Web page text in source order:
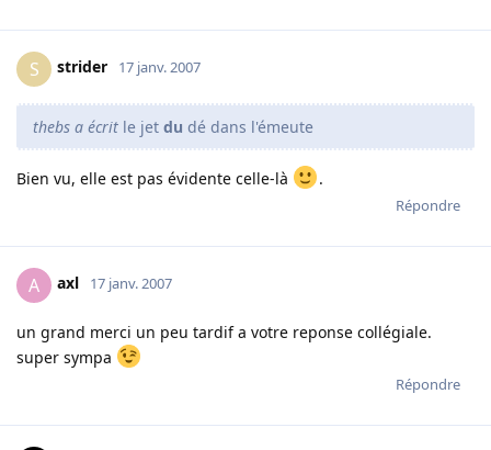
S strider 17 janv. 2007
thebs a écrit le jet du dé dans l'émeute
Bien vu, elle est pas évidente celle-là .
Répondre
A axl 17 janv. 2007
un grand merci un peu tardif a votre reponse collégiale.
super sympa
Répondre